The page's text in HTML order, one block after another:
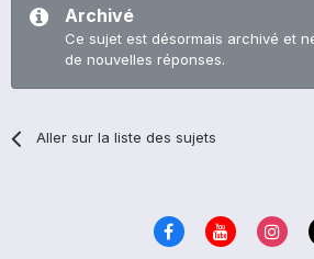
Archivé
Ce sujet est désormais archivé et
de nouvelles réponses.
Aller sur la liste des sujets